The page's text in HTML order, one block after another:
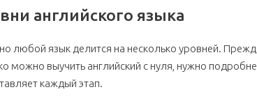
английского языка
любой язык делится на несколько уровней.
можно выучить английский с нуля, нужно
каждый этап.